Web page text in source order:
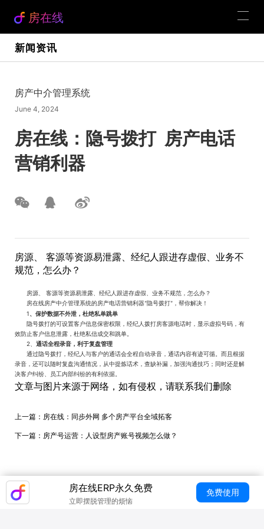
房在线
新闻资讯
房产中介管理系统
June 4, 2024
房在线：隐号拨打 房产电话
营销利器
房源、 客源等资源易泄露、经纪人跟进存虚假、业务不
规范，怎么办？
房源、
客源等资源易泄露、经纪人跟进存虚假、业务不规范，怎么办？
房在线房产中介管理系统的房产电话营销利器“隐号拨打” ，帮你解决！
1、保护数据不外泄，杜绝私单跳单
隐号拨打的可设置客户信息保密权限，经纪人拨打房客源电话时，显示虚拟号码，有
效防止客户信息泄露，杜绝私信成交和跳单。
2、 通话全程录音，利于复盘管理
通过隐号拨打，经纪人与客户的通话会全程自动录音，通话内容有迹可循。而且根据
录音，还可以随时复盘沟通情况，从中提炼话术，查缺补漏，加强沟通技巧；同时还是解
决客户纠纷、员工内部纠纷的有利依据。
文章与图片来源于网络，如有侵权，请联系我们删除
上一篇： 房在线：同步外网 多个房产平台全域拓客
下一篇： 房产号运营：人设型房产账号视频怎么做？
房在线ERP永久免费
立即摆脱管理的烦恼
免费使用